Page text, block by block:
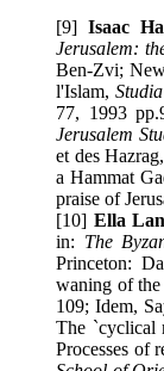
[9] Isaac
Jerusalem
Ben-Zvi;
l'Islam,
77,
et des
a
praise of
[10] Ella
in:The
Princeton:
waning of
109;
The